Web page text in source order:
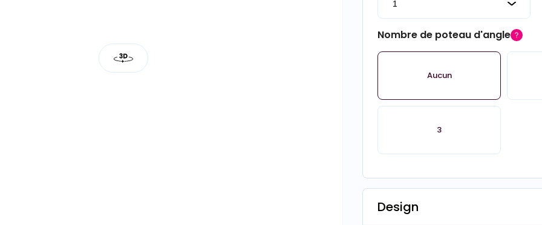
Nombre de poteau d'angle
Aucun
3
Design